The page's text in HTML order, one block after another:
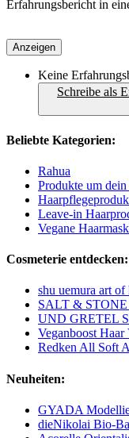
Erfahrungsbericht in
Anzeigen
Keine
Schreibe als
Beliebte Kategorien:
Rahua
Produkte um
Leave-in
Vegane
Cosmeterie entdecken:
shu uemura art of
SALT & STONE
UND GRETEL
Veganboost
Redken All Soft
Neuheiten:
GYADA
dieNikolai Bio-